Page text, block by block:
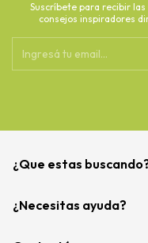
Suscríbete para recibir
consejos inspiradores
¿Que estas
¿Necesitas ayuda?